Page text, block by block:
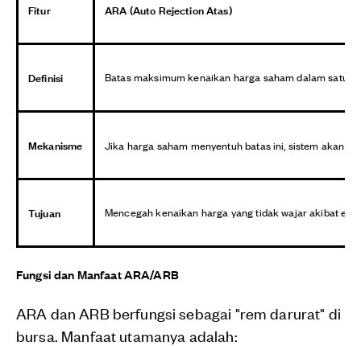
Fitur ARA (Auto Rejection Atas)
Definisi Batas maksimum kenaikan harga saham dalam satu
Mekanisme Jika harga saham menyentuh batas ini, sistem akan
Tujuan Mencegah kenaikan harga yang tidak wajar akibat
Fungsi dan Manfaat ARA/ARB
ARA dan ARB berfungsi sebagai "rem darurat" di
bursa. Manfaat utamanya adalah: